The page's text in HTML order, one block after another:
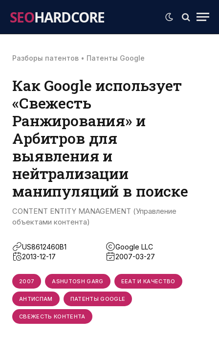
SEOHARDCORE
Разборы патентов • Патенты Google
Как Google использует
«Свежесть
Ранжирования» и
Арбитров для
выявления и
нейтрализации
манипуляций в поиске
CONTENT ENTITY MANAGEMENT (Управление
объектами контента)
US8612460B1
Google LLC
2013-12-17
2007-03-27
2007 ASHUTOSH GARG EEAT И КАЧЕСТВО
АНТИСПАМ ПАТЕНТЫ GOOGLE
СВЕЖЕСТЬ КОНТЕНТА